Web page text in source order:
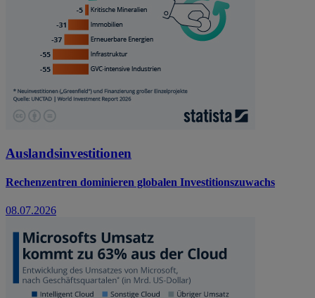
Auslandsinvestitionen
Rechenzentren dominieren globalen Investitionszuwachs
08.07.2026